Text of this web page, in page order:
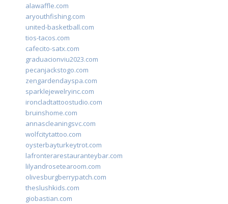
alawaffle.com
aryouthfishing.com
united-basketball.com
tios-tacos.com
cafecito-satx.com
graduacionviu2023.com
pecanjackstogo.com
zengardendayspa.com
sparklejewelryinc.com
ironcladtattoostudio.com
bruinshome.com
annascleaningsvc.com
wolfcitytattoo.com
oysterbayturkeytrot.com
lafronterarestauranteybar.com
lilyandrosetearoom.com
olivesburgberrypatch.com
theslushkids.com
giobastian.com